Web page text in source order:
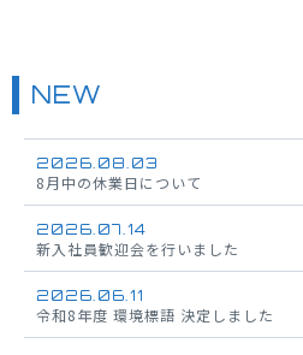
NEW
2026.08.03
8月中の休業日について
2026.07.14
新入社員歓迎会を行いました
2026.06.11
令和8年度 環境標語 決定しました